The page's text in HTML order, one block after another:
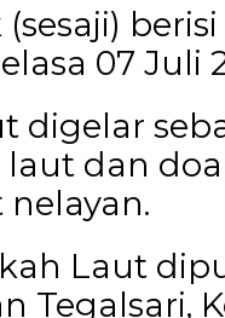
07 Juli
digelar
laut dan
Laut
Tegalsari,